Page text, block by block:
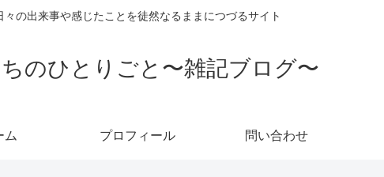
々の出来事や感じたことを徒然なるままにつづるサイト
のひとりごと〜雑記ブログ〜
ム プロフィール 問い合わせ